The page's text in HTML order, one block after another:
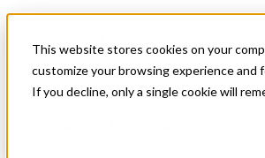
This website stores cookies on your
customize your browsing experience and
If you decline, only a single cookie will
News & Events
Get Started
Menu